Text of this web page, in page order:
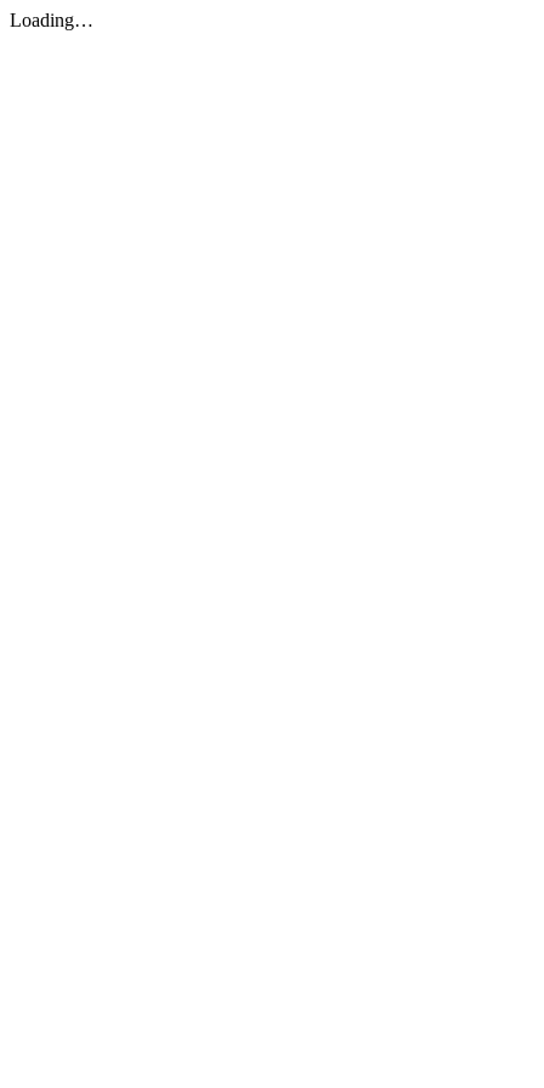
Loading…